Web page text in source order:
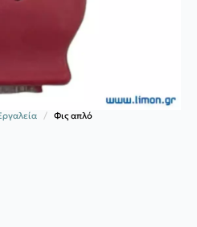
Φις απλό